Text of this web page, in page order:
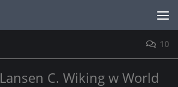
10
Lansen C. Wiking w World